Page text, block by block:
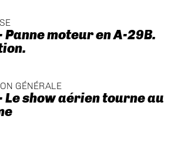
Panne moteur en A-29B.
GÉNÉRALE
Le show aérien tourne au